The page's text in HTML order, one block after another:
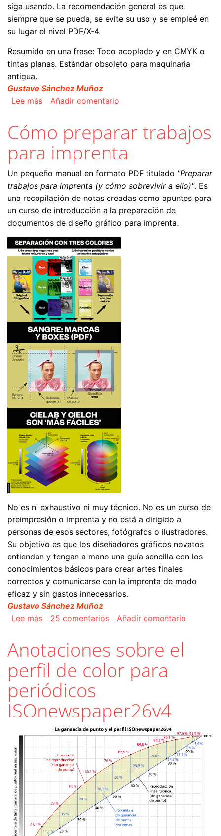
siga usando. La recomendación general es que,
siempre que se pueda, se evite su uso y se empleé en
su lugar el nivel PDF/X-4.
Resumido en una frase: Todo acoplado y en CMYK o
tintas planas. Estándar obsoleto para maquinaria
antigua.
Gustavo Sánchez Muñoz
Lee mássobre El estándar PDF/X-1a
Añadir comentario
Cómo preparar trabajos
para imprenta
Un pequeño manual en formato PDF titulado "Preparar
trabajos para imprenta (y cómo sobrevivir a ello)". Es
una recopilación de notas creadas como apuntes para
un curso de introducción a la preparación de
documentos de diseño gráfico para imprenta.
No es ni exhaustivo ni muy técnico. No es un curso de
preimpresión o imprenta y no está a dirigido a
personas de esos sectores, fotógrafos o ilustradores.
Su objetivo es que los diseñadores gráficos novatos
entiendan y tengan a mano una guía sencilla con los
conocimientos básicos para crear artes finales
correctos y comunicarse con la imprenta de modo
eficaz y sin gastos innecesarios.
Gustavo Sánchez Muñoz
Lee mássobre Cómo preparar trabajos para imprenta
25 comentarios Añadir comentario
Anotaciones sobre el
perfil de color para
periódicos
ISOnewspaper26v4